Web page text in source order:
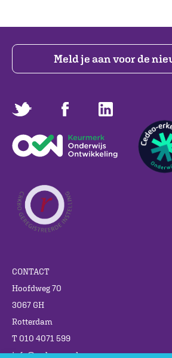
Meld je aan voor de
CONTACT
Hoofdweg 70
3067 GH
Rotterdam
T 010 4071 599
info@cedgroep.nl